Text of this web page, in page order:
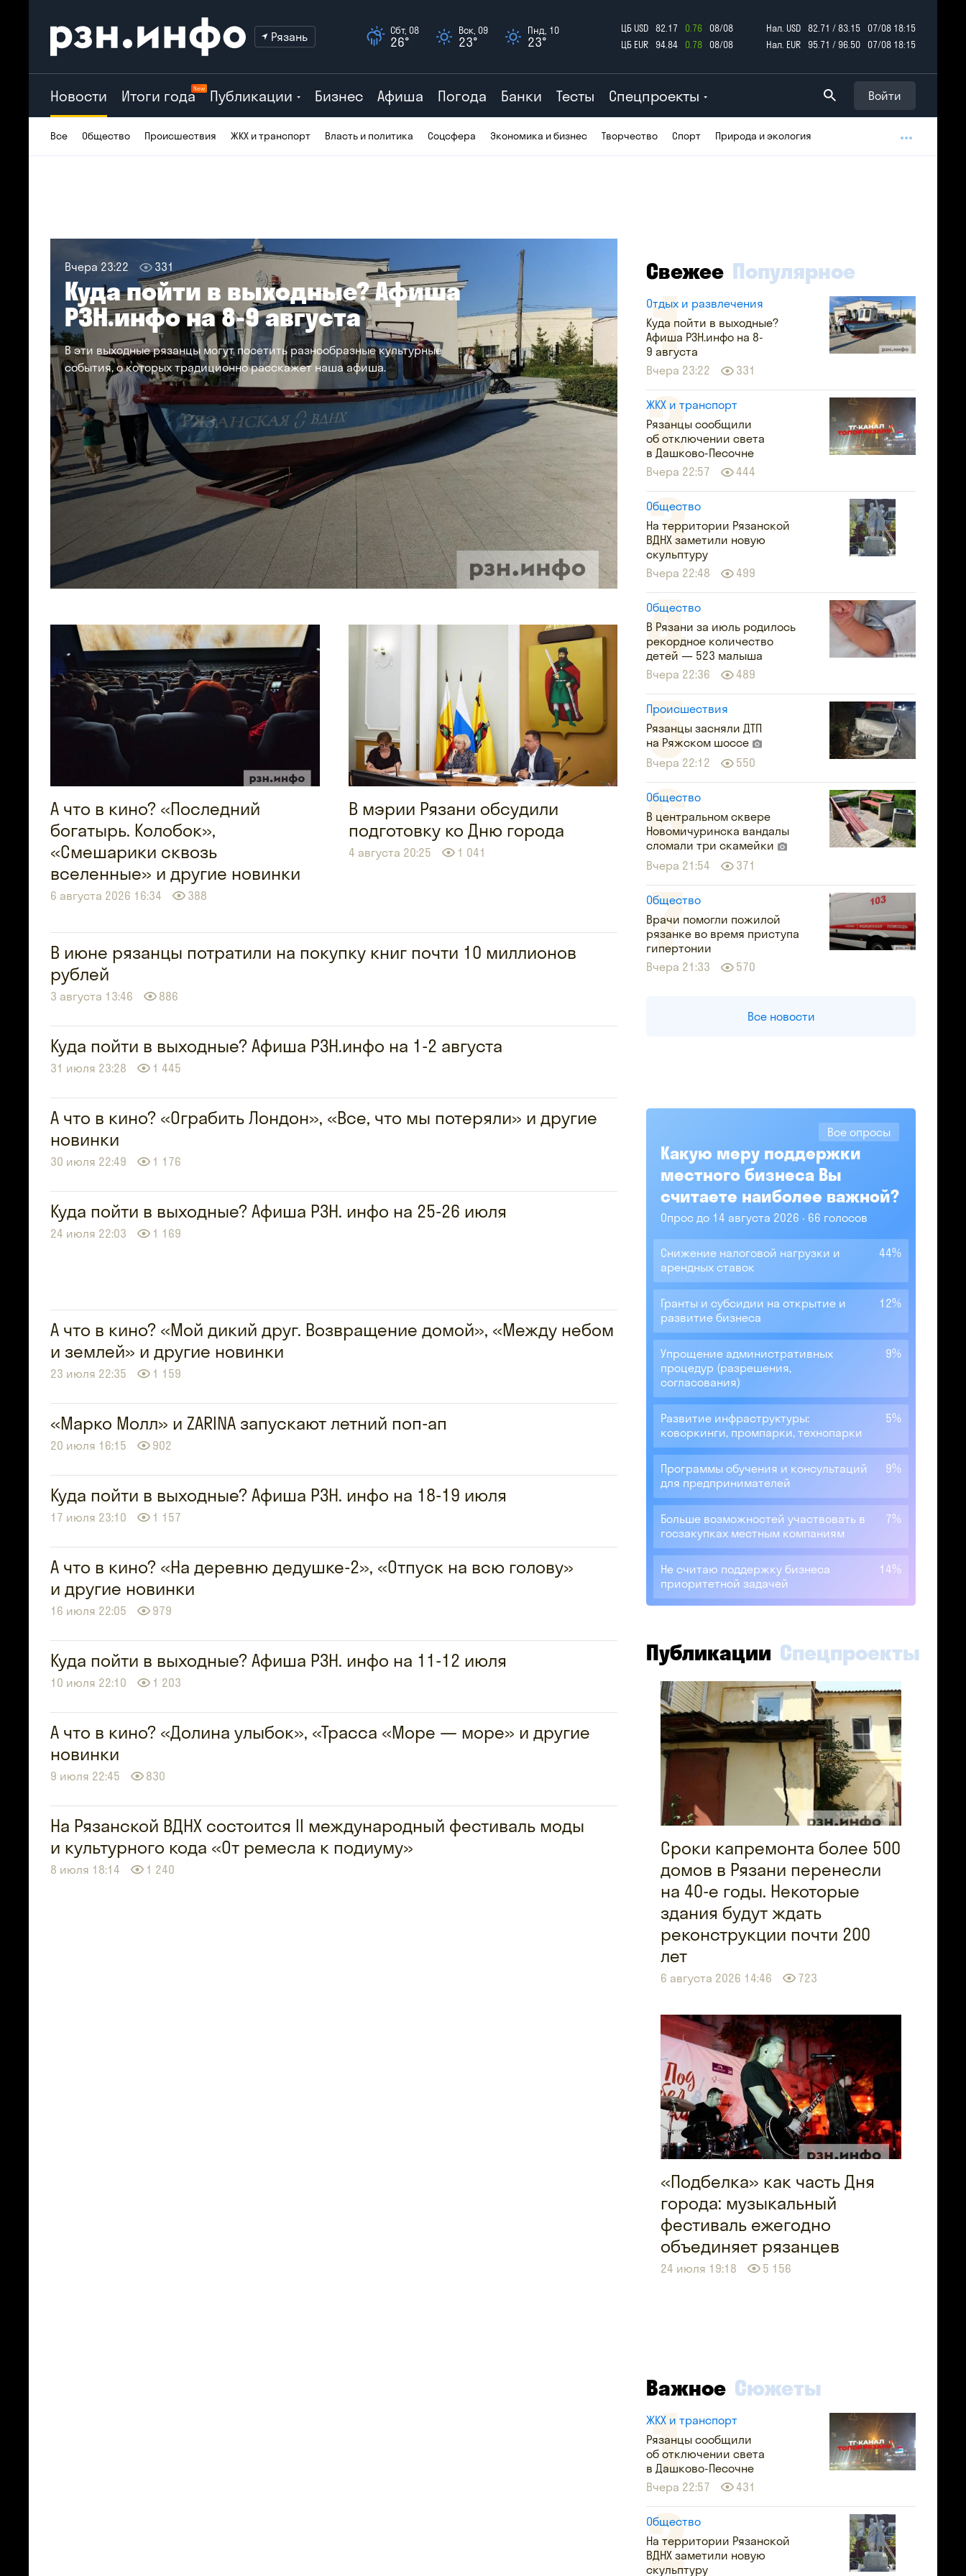
Рязань Сбт, 08
26°
Вск, 09
23°
Пнд, 10
23°
ЦБ USD 82.17 0.76
08/08
ЦБ EUR
94.84 0.78 08/08
Нал. USD 82.71 / 83.15
07/08 18:15
Нал. EUR
95.71 / 96.50 07/08 18:15
Новости Итоги годаNew Публикации Бизнес Афиша Погода Банки Тесты Спецпроекты Войти
Все Общество Происшествия ЖКХ и транспорт Власть и политика Соцсфера Экономика и бизнес Творчество Спорт Природа и экология
Куда пойти в выходные? Афиша
РЗН.инфо на 8-9 августа
В эти выходные рязанцы могут посетить разнообразные культурные
события, о которых традиционно расскажет наша афиша.
Вчера 23:22 331
А что в кино? «Последний
богатырь. Колобок»,
«Смешарики сквозь
вселенные» и другие новинки
6 августа 2026 16:34 388
В мэрии Рязани обсудили
подготовку ко Дню города
4 августа 20:25 1 041
В июне рязанцы потратили на покупку книг почти 10 миллионов
рублей
3 августа 13:46 886
Куда пойти в выходные? Афиша РЗН.инфо на 1-2 августа
31 июля 23:28 1 445
А что в кино? «Ограбить Лондон», «Все, что мы потеряли» и другие
новинки
30 июля 22:49 1 176
Куда пойти в выходные? Афиша РЗН. инфо на 25-26 июля
24 июля 22:03 1 169
А что в кино? «Мой дикий друг. Возвращение домой», «Между небом
и землей» и другие новинки
23 июля 22:35 1 159
«Марко Молл» и ZARINA запускают летний поп-ап
20 июля 16:15 902
Куда пойти в выходные? Афиша РЗН. инфо на 18-19 июля
17 июля 23:10 1 157
А что в кино? «На деревню дедушке-2», «Отпуск на всю голову»
и другие новинки
16 июля 22:05 979
Куда пойти в выходные? Афиша РЗН. инфо на 11-12 июля
10 июля 22:10 1 203
А что в кино? «Долина улыбок», «Трасса «Море — море» и другие
новинки
9 июля 22:45 830
На Рязанской ВДНХ состоится II международный фестиваль моды
и культурного кода «От ремесла к подиуму»
8 июля 18:14 1 240
Свежее Популярное
Отдых и развлечения
Куда пойти в выходные?
Афиша РЗН.инфо на 8-
9 августа
Вчера 23:22
331
ЖКХ и транспорт
Рязанцы сообщили
об отключении света
в Дашково-Песочне
Вчера 22:57
444
Общество
На территории Рязанской
ВДНХ заметили новую
скульптуру
Вчера 22:48
499
Общество
В Рязани за июль родилось
рекордное количество
детей — 523 малыша
Вчера 22:36
489
Происшествия
Рязанцы засняли ДТП
на Ряжском шоссе
Вчера 22:12
550
Общество
В центральном сквере
Новомичуринска вандалы
сломали три скамейки
Вчера 21:54
371
Общество
Врачи помогли пожилой
рязанке во время приступа
гипертонии
Вчера 21:33
570
Все новости
Все опросы
Какую меру поддержки
местного бизнеса Вы
считаете наиболее важной?
Опрос до 14 августа 2026 66 голосов
Снижение налоговой нагрузки и
арендных ставок
44%
Гранты и субсидии на открытие и
развитие бизнеса
12%
Упрощение административных
процедур (разрешения,
согласования)
9%
Развитие инфраструктуры:
коворкинги, промпарки, технопарки
5%
Программы обучения и консультаций
для предпринимателей
9%
Больше возможностей участвовать в
госзакупках местным компаниям
7%
Не считаю поддержку бизнеса
приоритетной задачей
14%
Публикации Спецпроекты
Сроки капремонта более 500
домов в Рязани перенесли
на 40-е годы. Некоторые
здания будут ждать
реконструкции почти 200
лет
6 августа 2026 14:46 723
«Подбелка» как часть Дня
города: музыкальный
фестиваль ежегодно
объединяет рязанцев
24 июля 19:18 5 156
Важное Сюжеты
ЖКХ и транспорт
Рязанцы сообщили
об отключении света
в Дашково-Песочне
Вчера 22:57
431
Общество
На территории Рязанской
ВДНХ заметили новую
скульптуру